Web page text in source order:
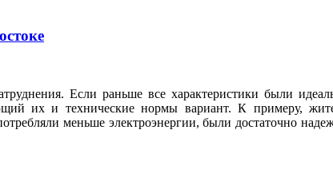
Если раньше все характеристики были
их и технические нормы вариант. К примеру,
меньше электроэнергии, были достаточно